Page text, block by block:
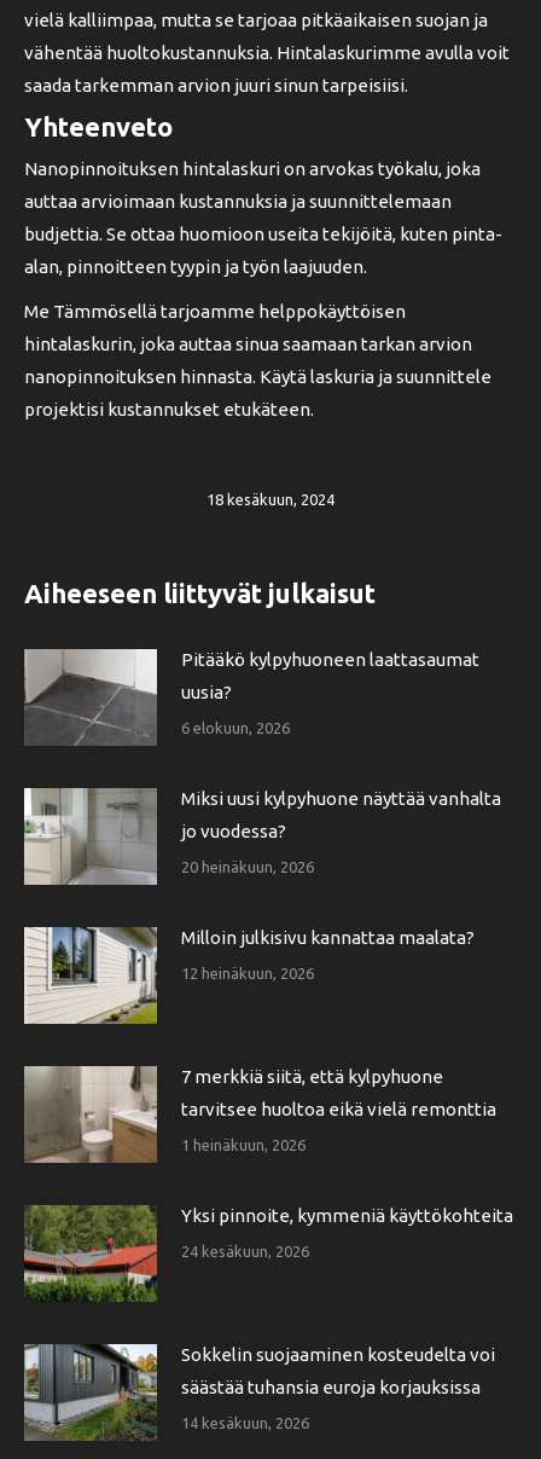
vielä kalliimpaa, mutta se tarjoaa pitkäaikaisen suojan ja
vähentää huoltokustannuksia. Hintalaskurimme avulla voit
saada tarkemman arvion juuri sinun tarpeisiisi.
Yhteenveto
Nanopinnoituksen hintalaskuri on arvokas työkalu, joka
auttaa arvioimaan kustannuksia ja suunnittelemaan
budjettia. Se ottaa huomioon useita tekijöitä, kuten pinta-
alan, pinnoitteen tyypin ja työn laajuuden.
Me Tämmösellä tarjoamme helppokäyttöisen
hintalaskurin, joka auttaa sinua saamaan tarkan arvion
nanopinnoituksen hinnasta. Käytä laskuria ja suunnittele
projektisi kustannukset etukäteen.
18 kesäkuun, 2024
Aiheeseen liittyvät julkaisut
Pitääkö kylpyhuoneen laattasaumat
uusia?
6 elokuun, 2026
Miksi uusi kylpyhuone näyttää vanhalta
jo vuodessa?
20 heinäkuun, 2026
Milloin julkisivu kannattaa maalata?
12 heinäkuun, 2026
7 merkkiä siitä, että kylpyhuone
tarvitsee huoltoa eikä vielä remonttia
1 heinäkuun, 2026
Yksi pinnoite, kymmeniä käyttökohteita
24 kesäkuun, 2026
Sokkelin suojaaminen kosteudelta voi
säästää tuhansia euroja korjauksissa
14 kesäkuun, 2026